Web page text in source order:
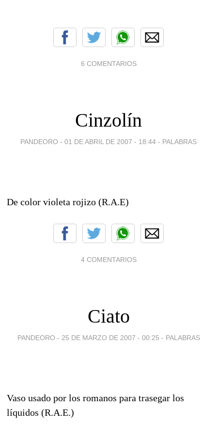
6 COMENTARIOS
Cinzolín
PANDEORO - 01 DE ABRIL DE 2007 - 18:44 - PALABRAS
De color violeta rojizo (R.A.E)
4 COMENTARIOS
Ciato
PANDEORO - 25 DE MARZO DE 2007 - 00:25 - PALABRAS
Vaso usado por los romanos para trasegar los
líquidos (R.A.E.)